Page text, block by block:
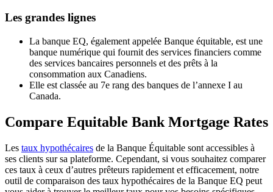
Les grandes lignes
La banque EQ, également appelée Banque équitable, est une
banque numérique qui fournit des services financiers comme
des services bancaires personnels et des prêts à la
consommation aux Canadiens.
Elle est classée au 7e rang des banques de l’annexe I au
Canada.
Compare Equitable Bank Mortgage Rates
Les taux hypothécaires de la Banque Équitable sont accessibles à
ses clients sur sa plateforme. Cependant, si vous souhaitez comparer
ces taux à ceux d’autres prêteurs rapidement et efficacement, notre
outil de comparaison des taux hypothécaires de la Banque EQ peut